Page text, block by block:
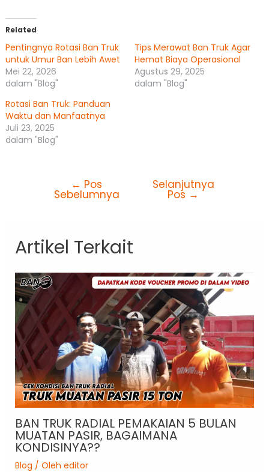
Related
Pentingnya Rotasi Ban Truk
untuk Umur Ban Lebih Awet
Mei 22, 2026
dalam "Blog"
Tips Merawat Ban Truk Agar
Hemat Biaya Operasional
Agustus 29, 2025
dalam "Blog"
Rotasi Ban Truk: Panduan
Waktu dan Manfaatnya
Juli 23, 2025
dalam "Blog"
← Pos
Sebelumnya
Selanjutnya
Pos →
Artikel Terkait
BAN TRUK RADIAL PEMAKAIAN 5 BULAN
MUATAN PASIR, BAGAIMANA
KONDISINYA??
Blog / Oleh editor